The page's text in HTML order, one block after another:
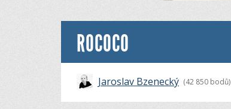
ROCOCO
Jaroslav Bzenecký (42 850 bodů)